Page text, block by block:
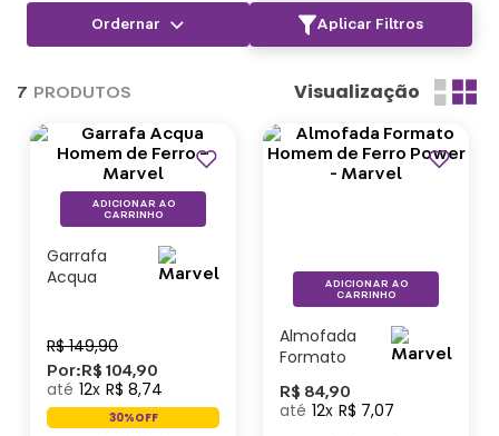
Aplicar Filtros
7 PRODUTOS Visualização
Outlet
Garrafa
Acqua
Marvel
R$ 149,90
Por:R$ 104,90
12 R$ 8,74
30%OFF
ADICIONAR AO
CARRINHO
Almofada
Formato
Ferro Power -
Marvel
R$ 84,90
12 R$ 7,07
ADICIONAR AO
CARRINHO